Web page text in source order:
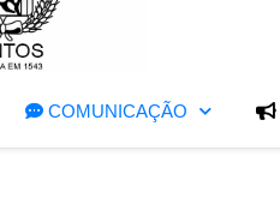
COMUNICAÇÃO